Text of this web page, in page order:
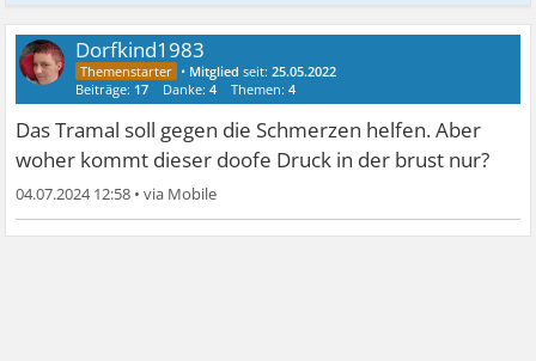
Dorfkind1983
• Mitglied seit:25.05.2022
Beiträge: 17 Danke:4 Themen:4
Das Tramal soll gegen die Schmerzen helfen. Aber
woher kommt dieser doofe Druck in der brust nur?
04.07.2024 12:58 •